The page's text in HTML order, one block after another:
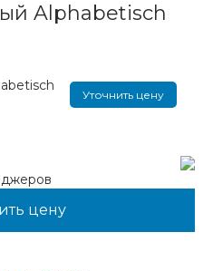
Alphabetisch
Уточнить цену
цену